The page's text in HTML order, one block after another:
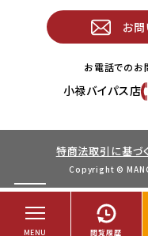
お
お電話でのお
小禄バイパス店
特商法取引に基づ
Copyright ©